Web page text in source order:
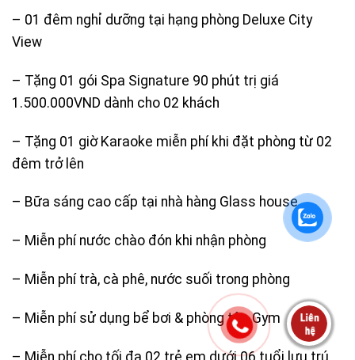
– 01 đêm nghỉ dưỡng tại hạng phòng Deluxe City
View
– Tặng 01 gói Spa Signature 90 phút trị giá
1.500.000VND dành cho 02 khách
– Tặng 01 giờ Karaoke miễn phí khi đặt phòng từ 02
đêm trở lên
– Bữa sáng cao cấp tại nhà hàng Glass house
– Miễn phí nước chào đón khi nhận phòng
– Miễn phí trà, cà phê, nước suối trong phòng
– Miễn phí sử dụng bể bơi & phòng tập Gym
– Miễn phí cho tối đa 02 trẻ em dưới 06 tuổi lưu trú